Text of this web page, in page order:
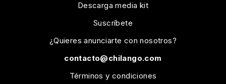
Descarga media kit
Suscríbete
¿Quieres anunciarte con nosotros?
contacto@chilango.com
Términos y condiciones